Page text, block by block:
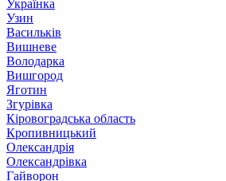
Українка
Узин
Васильків
Вишневе
Володарка
Вишгород
Яготин
Згурівка
Кіровоградська область
Кропивницький
Олександрія
Олександрівка
Гайворон